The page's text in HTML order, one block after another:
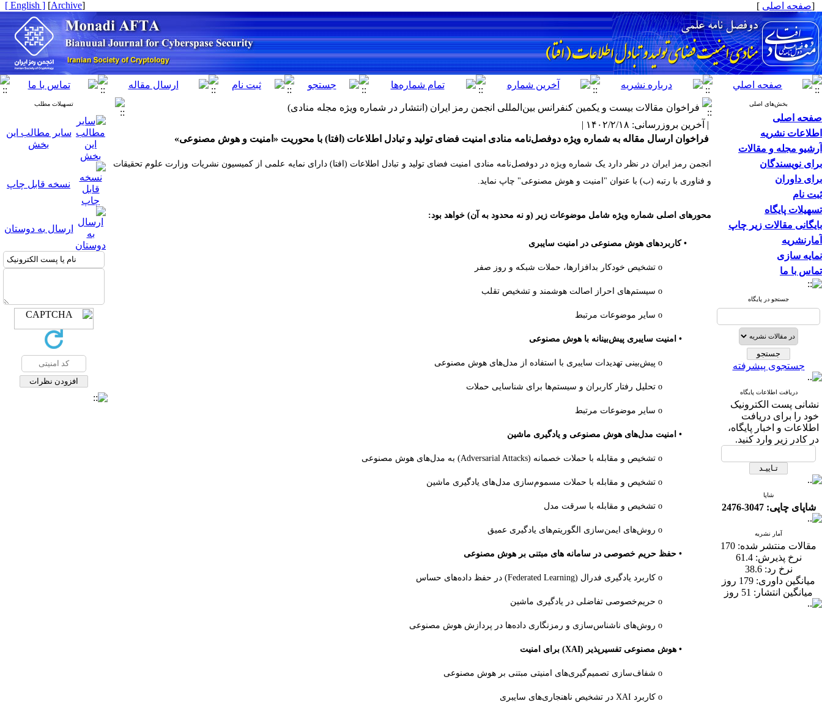
[صفحه اصلی ]
[
Archive
]
[ English ]
بخش‌های اصلی
صفحه اصلی
اطلاعات نشریه
آرشیو مجله و مقالات
برای نویسندگان
برای داوران
ثبت نام
تسهیلات پایگاه
بایگانی مقالات زیر چاپ
آمارنشریه
نمایه سازی
تماس با ما
جستجو در پایگاه
جستجوی پیشرفته
دریافت اطلاعات پایگاه
نشانی پست الکترونیک
خود را برای دریافت
اطلاعات و اخبار پایگاه،
در کادر زیر وارد کنید.
شاپا
شاپای چاپی: 3047-2476
آمار نشریه
مقالات منتشر شده: 170
نرخ پذیرش:61.4
نرخ رد:38.6
میانگین داوری: 179 روز
میانگین انتشار: 51 روز
فراخوان مقالات بیست و یکمین کنفرانس بین‌المللی انجمن رمز ایران (انتشار در شماره ویژه مجله منادی)
| آخرین بروزرسانی: ۱۴۰۲/۲/۱۸ |
فراخوان ارسال مقاله به شماره ویژه دوفصل‌نامه منادی امنیت فضای تولید و تبادل اطلاعات (افتا) با محوریت «امنیت و هوش مصنوعی»
انجمن رمز ایران در نظر دارد یک شماره ویژه در دوفصل‌نامه منادی امنیت فضای تولید و تبادل اطلاعات (افتا) دارای نمایه علمی از کمیسیون نشریات وزارت علوم تحقیقات
و فناوری با رتبه (ب) با عنوان "امنیت و هوش مصنوعی" چاپ نماید.
محورهای اصلی شماره ویژه شامل موضوعات زیر (و نه محدود به آن) خواهد بود:
• کاربردهای هوش مصنوعی در امنیت سایبری
o تشخیص خودکار بدافزارها، حملات شبکه و روز صفر
o سیستم‌های احراز اصالت هوشمند و تشخیص تقلب
o سایر موضوعات مرتبط
• امنیت سایبری پیش‌بینانه با هوش مصنوعی
o پیش‌بینی تهدیدات سایبری با استفاده از مدل‌های هوش مصنوعی
o تحلیل رفتار کاربران و سیستم‌ها برای شناسایی حملات
o سایر موضوعات مرتبط
• امنیت مدل‌های هوش مصنوعی و یادگیری ماشین
o تشخیص و مقابله با حملات خصمانه (Adversarial Attacks) به مدل‌های هوش مصنوعی
o تشخیص و مقابله با حملات مسموم‌سازی مدل‌های یادگیری ماشین
o تشخیص و مقابله با سرقت مدل
o روش‌های ایمن‌سازی الگوریتم‌های یادگیری عمیق
• حفظ حریم خصوصی در سامانه های مبتنی بر هوش مصنوعی
o کاربرد یادگیری فدرال (Federated Learning) در حفظ داده‌های حساس
o حریم‌خصوصی تفاضلی در یادگیری ماشین
o روش‌های ناشناس‌سازی و رمزنگاری داده‌ها در پردازش هوش مصنوعی
• هوش مصنوعی تفسیرپذیر (XAI) برای امنیت
o شفاف‌سازی تصمیم‌گیری‌های امنیتی مبتنی بر هوش مصنوعی
o کاربرد XAI در تشخیص ناهنجاری‌های سایبری
تسهیلات مطلب
سایر مطالب این
بخش
نسخه قابل چاپ
ارسال به دوستان